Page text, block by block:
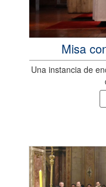
Misa
Una instancia de